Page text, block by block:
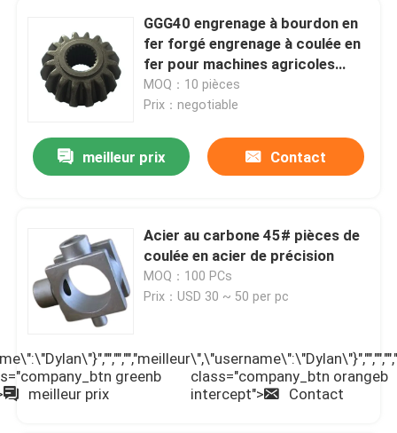
GGG40 engrenage à bourdon en
fer forgé engrenage à coulée en
fer pour machines agricoles
moissonneuse
MOQ：10 pièces
Prix：negotiable
meilleur prix Contact
Acier au carbone 45# pièces de
coulée en acier de précision
MOQ：100 PCs
Prix：USD 30 ~ 50 per pc
greenb
meilleur prix
class="company_btn orangeb
intercept">
Contact